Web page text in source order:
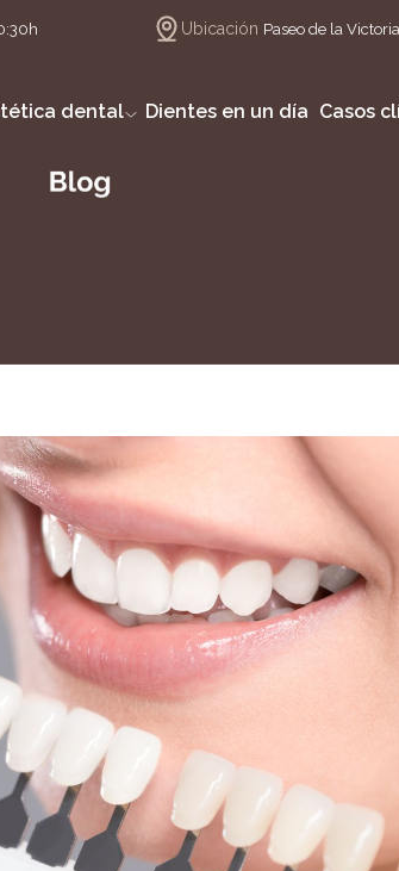
Ubicación Paseo de la
dental Dientes en un día Casos